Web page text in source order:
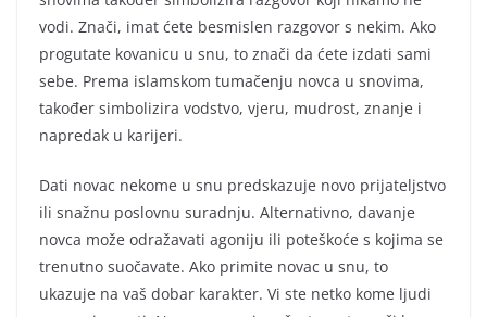
vodi. Znači, imat ćete besmislen razgovor s nekim. Ako
progutate kovanicu u snu, to znači da ćete izdati sami
sebe. Prema islamskom tumačenju novca u snovima,
također simbolizira vodstvo, vjeru, mudrost, znanje i
napredak u karijeri.
Dati novac nekome u snu predskazuje novo prijateljstvo
ili snažnu poslovnu suradnju. Alternativno, davanje
novca može odražavati agoniju ili poteškoće s kojima se
trenutno suočavate. Ako primite novac u snu, to
ukazuje na vaš dobar karakter. Vi ste netko kome ljudi